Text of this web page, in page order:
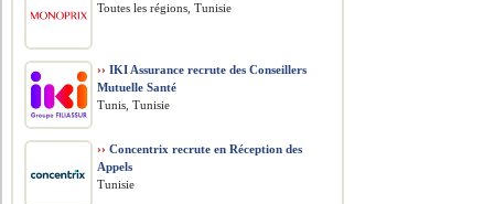
Toutes les régions, Tunisie
›› IKI Assurance recrute des Conseillers
Mutuelle Santé
Tunis, Tunisie
›› Concentrix recrute en Réception des
Appels
Tunisie